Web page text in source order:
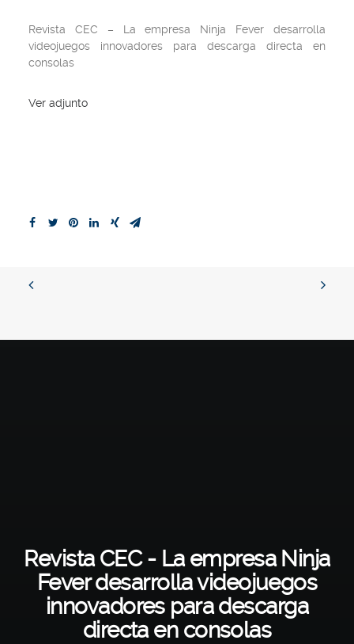
Revista CEC – La empresa Ninja Fever desarrolla
videojuegos innovadores para descarga directa en
consolas
Ver adjunto
Revista CEC - La empresa Ninja
Fever desarrolla videojuegos
innovadores para descarga
directa en consolas